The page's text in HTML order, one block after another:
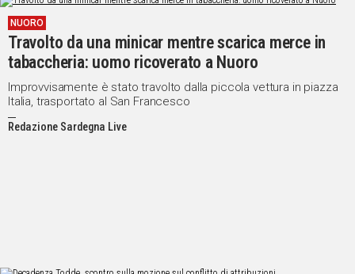
NUORO
Travolto da una minicar mentre scarica merce in
tabaccheria: uomo ricoverato a Nuoro
Improvvisamente è stato travolto dalla piccola vettura in piazza
Italia, trasportato al San Francesco
Redazione Sardegna Live